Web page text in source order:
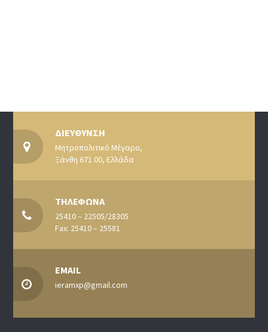
ΔΙΕΥΘΥΝΣΗ
Μητροπολιτικό Μέγαρο,
Ξάνθη 671 00, Ελλάδα
ΤΗΛΕΦΩΝΑ
25410 – 22505/28305
Fax: 25410 – 25581
EMAIL
ieramxp@gmail.com